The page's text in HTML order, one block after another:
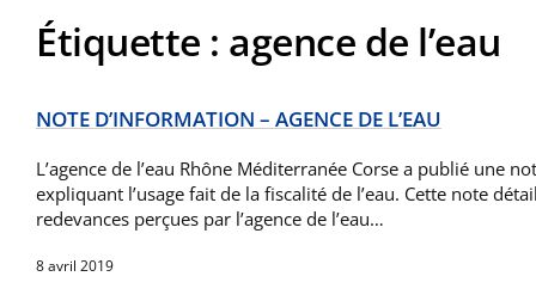
Étiquette : agence de l’eau
NOTE D’INFORMATION – AGENCE DE L’EAU
L’agence de l’eau Rhône Méditerranée Corse a publié une
expliquant l’usage fait de la fiscalité de l’eau. Cette note
redevances perçues par l’agence de l’eau…
8 avril 2019